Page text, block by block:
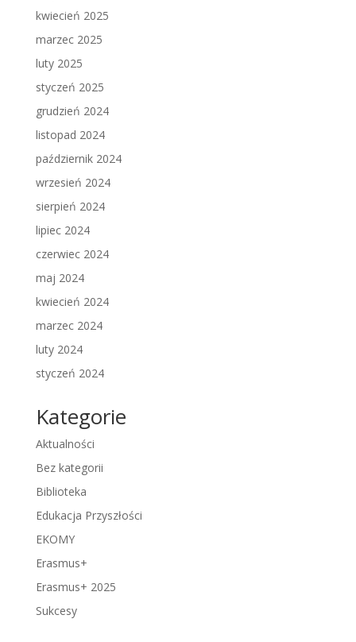
kwiecień 2025
marzec 2025
luty 2025
styczeń 2025
grudzień 2024
listopad 2024
październik 2024
wrzesień 2024
sierpień 2024
lipiec 2024
czerwiec 2024
maj 2024
kwiecień 2024
marzec 2024
luty 2024
styczeń 2024
Kategorie
Aktualności
Bez kategorii
Biblioteka
Edukacja Przyszłości
EKOMY
Erasmus+
Erasmus+ 2025
Sukcesy